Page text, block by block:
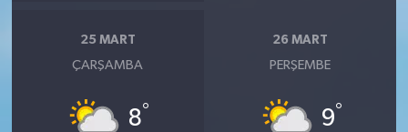
25 MART
ÇARŞAMBA
8°
26 MART
PERŞEMBE
9°